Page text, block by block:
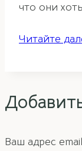
что они
Читайте
Ваш адрес